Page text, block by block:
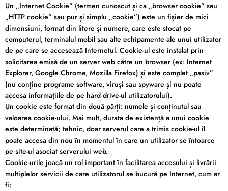
Un „Internet Cookie” (termen cunoscut și ca „browser cookie” sau
„HTTP cookie” sau pur și simplu „cookie”) este un fișier de mici
dimensiuni, format din litere și numere, care este stocat pe
computerul, terminalul mobil sau alte echipamente ale unui utilizator
de pe care se accesează Internetul. Cookie-ul este instalat prin
solicitarea emisă de un server web către un browser (ex: Internet
Explorer, Google Chrome, Mozilla Firefox) și este complet „pasiv”
(nu conține programe software, viruși sau spyware și nu poate
accesa informațiile de pe hard drive-ul utilizatorului).
Un cookie este format din două părți: numele și conținutul sau
valoarea cookie-ului. Mai mult, durata de existență a unui cookie
este determinată; tehnic, doar serverul care a trimis cookie-ul îl
poate accesa din nou în momentul în care un utilizator se întoarce
pe site-ul asociat serverului web.
Cookie-urile joacă un rol important în facilitarea accesului și livrării
multiplelor servicii de care utilizatorul se bucură pe Internet, cum ar
fi: